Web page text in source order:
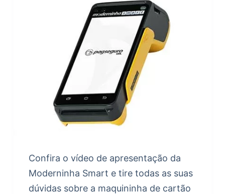
Confira o vídeo de apresentação da
Moderninha Smart e tire todas as suas
dúvidas sobre a maquininha de cartão